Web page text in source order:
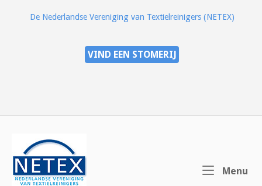
De Nederlandse Vereniging van Textielreinigers (NETEX)
VIND EEN STOMERIJ
Menu